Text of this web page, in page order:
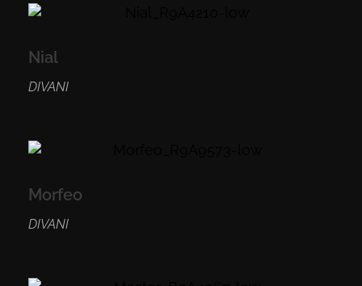
Nial
DIVANI
Morfeo
DIVANI